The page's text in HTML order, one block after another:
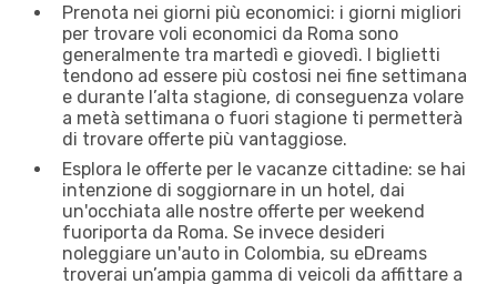
Prenota nei giorni più economici: i giorni migliori
per trovare voli economici da Roma sono
generalmente tra martedì e giovedì. I biglietti
tendono ad essere più costosi nei fine settimana
e durante l’alta stagione, di conseguenza volare
a metà settimana o fuori stagione ti permetterà
di trovare offerte più vantaggiose.
Esplora le offerte per le vacanze cittadine: se hai
intenzione di soggiornare in un hotel, dai
un'occhiata alle nostre offerte per weekend
fuoriporta da Roma. Se invece desideri
noleggiare un'auto in Colombia, su eDreams
troverai un’ampia gamma di veicoli da affittare a